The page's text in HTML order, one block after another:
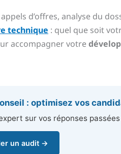
d’offres, analyse du
technique : quel que soit
accompagner votre
: optimisez vos
sur vos réponses
un audit →